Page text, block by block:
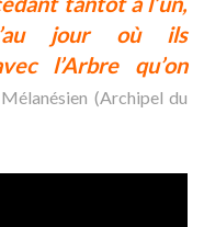
jour où ils
l’Arbre qu’on
(Archipel du